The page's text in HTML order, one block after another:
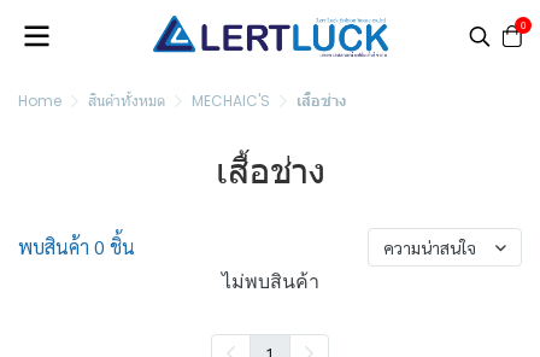
0
Home สินค้าทั้งหมด MECHAIC'S เสื้อช่าง
เสื้อช่าง
พบสินค้า 0 ชิ้น ความน่าสนใจ
ไม่พบสินค้า